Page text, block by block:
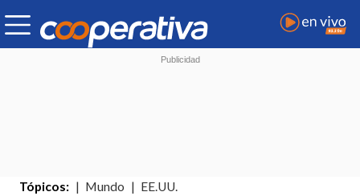
Tópicos: Mundo EE.UU.